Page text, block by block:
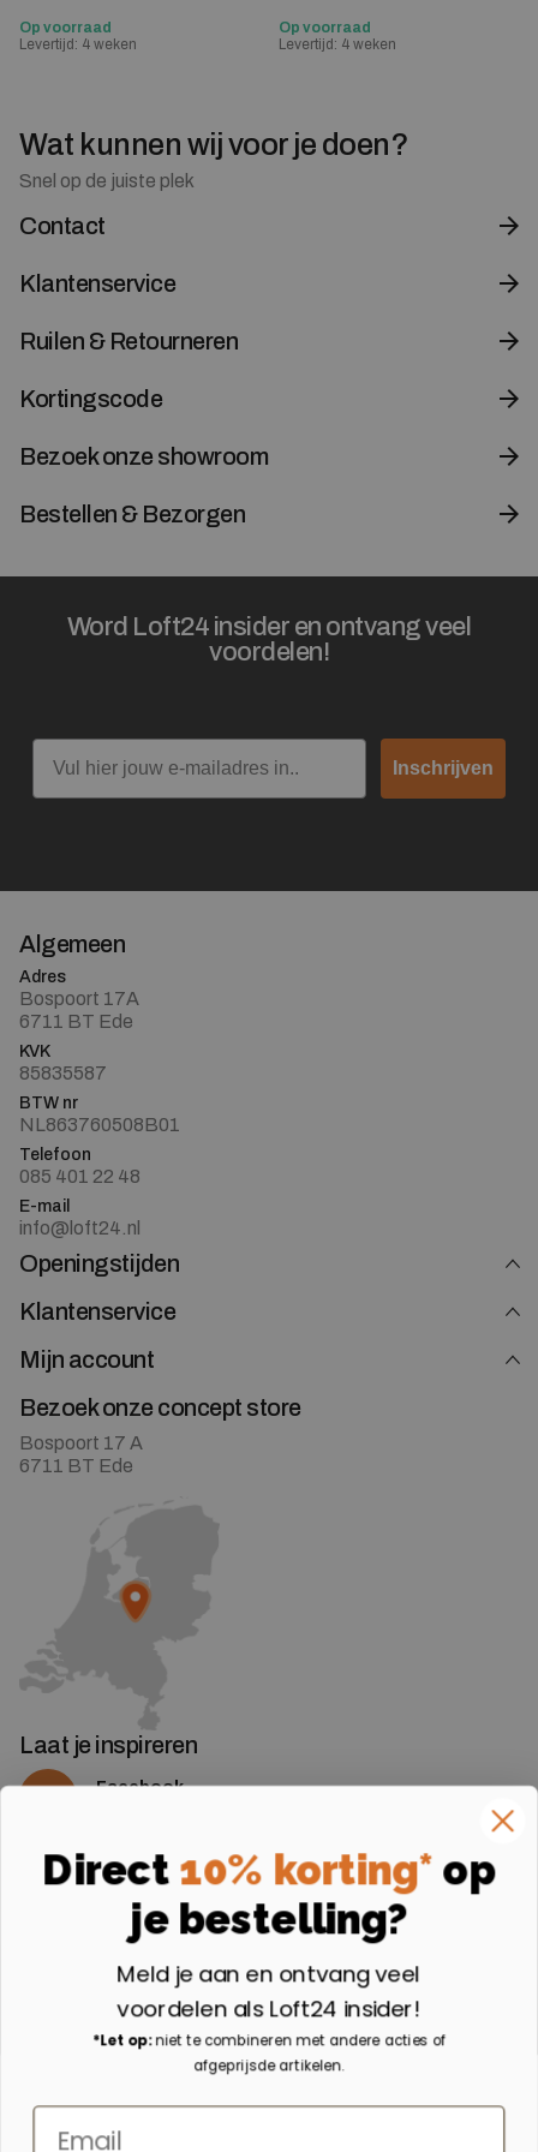
Op voorraad
Levertijd: 4 weken
Op voorraad
Levertijd: 4 weken
Wat kunnen wij voor je doen?
Snel op de juiste plek
Contact
Klantenservice
Ruilen & Retourneren
Kortingscode
Bezoek onze showroom
Bestellen & Bezorgen
Word Loft24 insider en ontvang veel
voordelen!
Email
Inschrijven
Algemeen
Adres
Bospoort 17A
6711 BT Ede
KVK
85835587
BTW nr
NL863760508B01
Telefoon
085 401 22 48
E-mail
info@loft24.nl
Openingstijden
Klantenservice
Mijn account
Bezoek onze concept store
Bospoort 17 A
6711 BT Ede
Laat je inspireren
Facebook
Instagram
Volg ons op Instagram
Aangesloten bij
Direct 10% korting* op
je bestelling?
Meld je aan en ontvang veel
voordelen als Loft24 insider!
*Let op:niet te combineren met andere acties of
afgeprijsde artikelen.
Email